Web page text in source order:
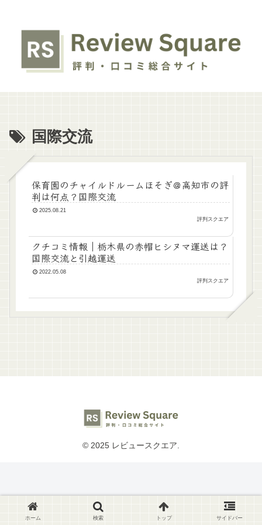
国際交流
保育園のチャイルドルームほそぎ＠高知市の評
判は何点？国際交流
2025.08.21
評判スクエア
クチコミ情報｜栃木県の赤帽ヒシヌマ運送は？
国際交流と引越運送
2022.05.08
評判スクエア
© 2025 レビュースクエア.
ホーム 検索 トップ サイドバー